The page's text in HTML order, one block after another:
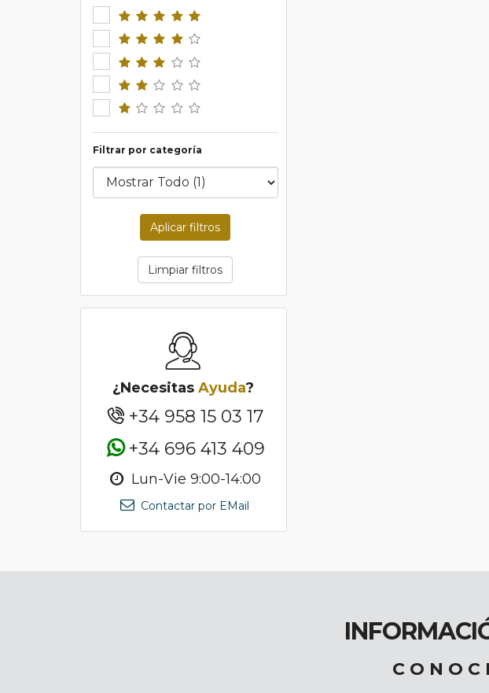
Filtrar por categoría
Aplicar filtros
Limpiar filtros
¿NecesitasAyuda?
+34 958 15 03 17
+34 696 413 409
Lun-Vie 9:00-14:00
Contactar por EMail
C O N O